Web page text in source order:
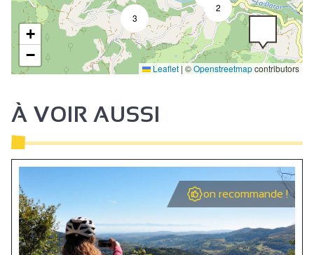
2
3
+
−
Leaflet | ©Openstreetmapcontributors
À VOIR AUSSI
on recommande !